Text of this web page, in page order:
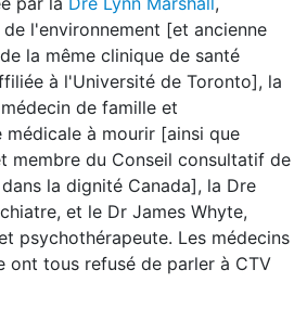
l'environnement [et ancienne
la même clinique de santé
à l'Université de Toronto], la
de famille et
à mourir [ainsi que
membre du Conseil consultatif de
la dignité Canada], la Dre
et le Dr James Whyte,
psychothérapeute. Les médecins
tous refusé de parler à CTV